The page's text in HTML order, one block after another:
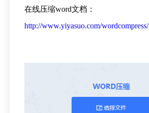
在线压缩word文档：
http://www.yiyasuo.com/wordcompress/